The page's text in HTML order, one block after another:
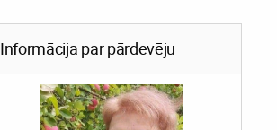
Informācija par pārdevēju